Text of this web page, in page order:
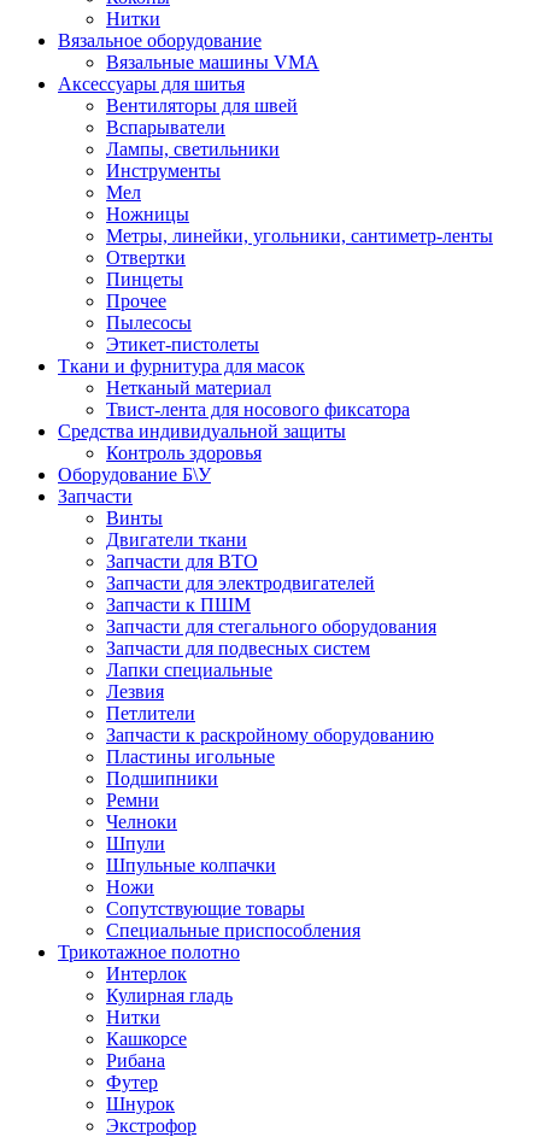
Нитки
Вязальное оборудование
Вязальные машины VMA
Аксессуары для шитья
Вентиляторы для швей
Вспарыватели
Лампы, светильники
Инструменты
Мел
Ножницы
Метры, линейки, угольники, сантиметр-ленты
Отвертки
Пинцеты
Прочее
Пылесосы
Этикет-пистолеты
Ткани и фурнитура для масок
Нетканый материал
Твист-лента для носового фиксатора
Средства индивидуальной защиты
Контроль здоровья
Оборудование Б\У
Запчасти
Винты
Двигатели ткани
Запчасти для ВТО
Запчасти для электродвигателей
Запчасти к ПШМ
Запчасти для стегального оборудования
Запчасти для подвесных систем
Лапки специальные
Лезвия
Петлители
Запчасти к раскройному оборудованию
Пластины игольные
Подшипники
Ремни
Челноки
Шпули
Шпульные колпачки
Ножи
Сопутствующие товары
Специальные приспособления
Трикотажное полотно
Интерлок
Кулирная гладь
Нитки
Кашкорсе
Рибана
Футер
Шнурок
Экстрофор